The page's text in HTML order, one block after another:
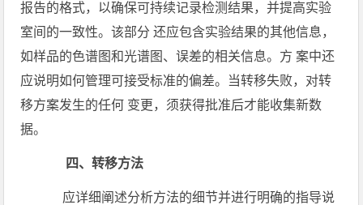
报告的格式，以确保可持续记录检测结果，并提高实验
室间的一致性。该部分 还应包含实验结果的其他信息，
如样品的色谱图和光谱图、误差的相关信息。方 案中还
应说明如何管理可接受标准的偏差。当转移失败，对转
移方案发生的任何 变更，须获得批准后才能收集新数
据。
四、转移方法
应详细阐述分析方法的细节并进行明确的指导说